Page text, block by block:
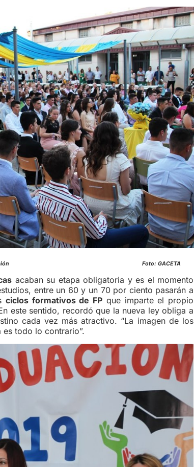
durante la gracuación Foto: GACETA
acaban su etapa obligatoria y es el momento
entre un 60 y un 70 por ciento pasarán a
ciclos formativos de FP que imparte el propio
este sentido, recordó que la nueva ley obliga a
cada vez más atractivo. “La imagen de los
todo lo contrario”.